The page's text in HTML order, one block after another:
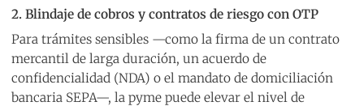
2. Blindaje de cobros y contratos de riesgo con OTP
Para trámites sensibles —como la firma de un contrato
mercantil de larga duración, un acuerdo de
confidencialidad (NDA) o el mandato de domiciliación
bancaria SEPA—, la pyme puede elevar el nivel de